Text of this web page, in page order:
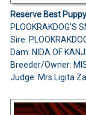
Reserve Best
PLOOKRAKDOG'S
Sire:
Dam: NIDA OF
Breeder/Owner:
Judge: Mrs.Ligita